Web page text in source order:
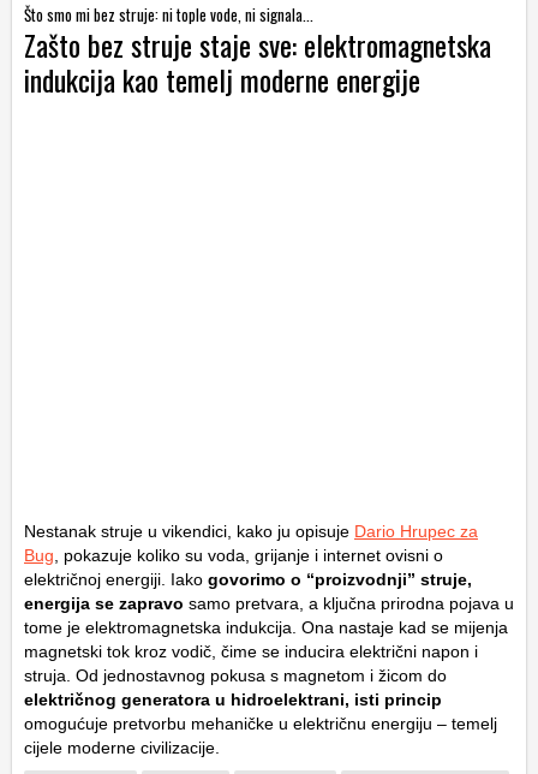
Što smo mi bez struje: ni tople vode, ni signala...
Zašto bez struje staje sve: elektromagnetska
indukcija kao temelj moderne energije
Nestanak struje u vikendici, kako ju opisuje Dario Hrupec za
Bug , pokazuje koliko su voda, grijanje i internet ovisni o
električnoj energiji. Iako govorimo o “proizvodnji” struje,
energija se zapravo samo pretvara, a ključna prirodna pojava u
tome je elektromagnetska indukcija. Ona nastaje kad se mijenja
magnetski tok kroz vodič, čime se inducira električni napon i
struja. Od jednostavnog pokusa s magnetom i žicom do
električnog generatora u hidroelektrani, isti princip
omogućuje pretvorbu mehaničke u električnu energiju – temelj
cijele moderne civilizacije.